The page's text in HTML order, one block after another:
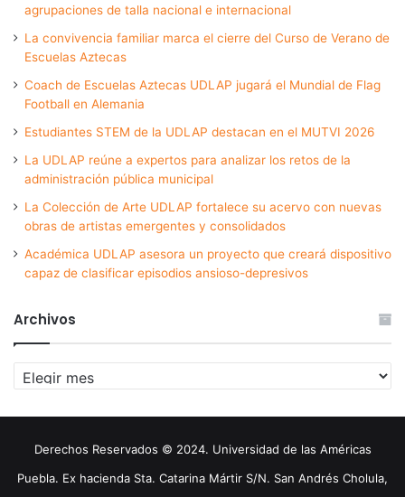
agrupaciones de talla nacional e internacional
La convivencia familiar marca el cierre del Curso de Verano de
Escuelas Aztecas
Coach de Escuelas Aztecas UDLAP jugará el Mundial de Flag
Football en Alemania
Estudiantes STEM de la UDLAP destacan en el MUTVI 2026
La UDLAP reúne a expertos para analizar los retos de la
administración pública municipal
La Colección de Arte UDLAP fortalece su acervo con nuevas
obras de artistas emergentes y consolidados
Académica UDLAP asesora un proyecto que creará dispositivo
capaz de clasificar episodios ansioso-depresivos
Archivos
Archivos
Derechos Reservados © 2024. Universidad de las Américas
Puebla. Ex hacienda Sta. Catarina Mártir S/N. San Andrés Cholula,